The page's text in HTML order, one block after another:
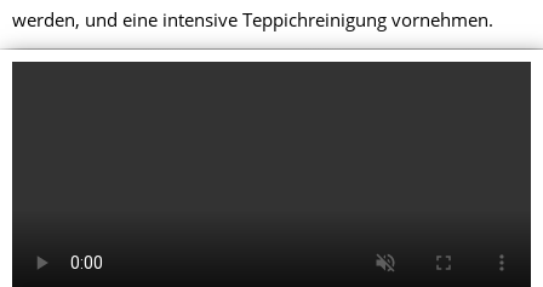
werden, und eine intensive Teppichreinigung vornehmen.